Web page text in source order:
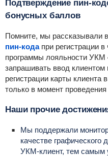
Подтверждение пин-
бонусных баллов
Помните, мы рассказывали
пин-кодапри регистрации в
программы лояльности УКМ
запрашивать ввод клиентом
регистрации карты клиента
только в момент
Наши прочие
Мы поддержали
качестве графического
УКМ-клиент, тем самым